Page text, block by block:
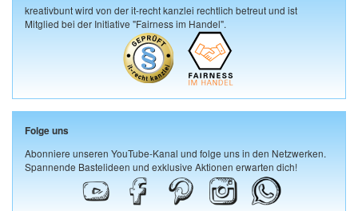
kreativbunt wird von der it-recht kanzlei rechtlich betreut und ist
Mitglied bei der Initiative "Fairness im Handel".
Folge uns
Abonniere unseren YouTube-Kanal und folge uns in den Netzwerken.
Spannende Bastelideen und exklusive Aktionen erwarten dich!